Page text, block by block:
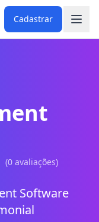
Cadastrar
(0 avaliações)
Software